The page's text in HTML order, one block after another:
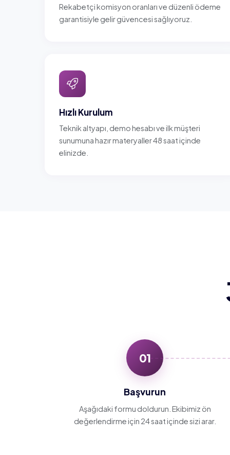
Rekabetçi komisyon oranları ve düzenli ödeme
garantisiyle gelir güvencesi sağlıyoruz.
Hızlı Kurulum
Teknik altyapı, demo hesabı ve ilk müşteri
sunumuna hazır materyaller 48 saat içinde
elinizde.
01
Başvurun
Aşağıdaki formu doldurun. Ekibimiz ön
değerlendirme için 24 saat içinde sizi arar.